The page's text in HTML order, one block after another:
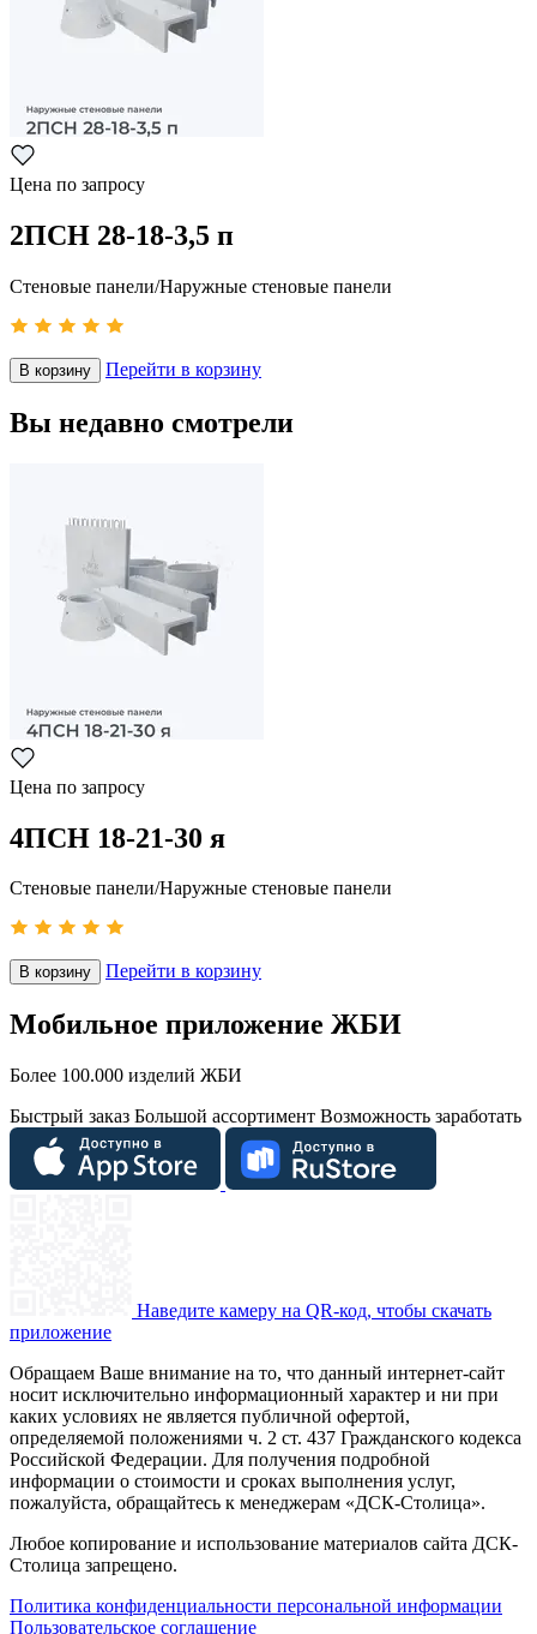
Цена по запросу
2ПСН 28-18-3,5 п
Стеновые панели/Наружные стеновые панели
В корзину Перейти в корзину
Вы недавно смотрели
Цена по запросу
4ПСН 18-21-30 я
Стеновые панели/Наружные стеновые панели
В корзину Перейти в корзину
Мобильное приложение ЖБИ
Более 100.000 изделий ЖБИ
Быстрый заказ Большой ассортимент Возможность заработать
Наведите камеру на QR-код, чтобы скачать
приложение
Обращаем Ваше внимание на то, что данный интернет-сайт
носит исключительно информационный характер и ни при
каких условиях не является публичной офертой,
определяемой положениями ч. 2 ст. 437 Гражданского кодекса
Российской Федерации. Для получения подробной
информации о стоимости и сроках выполнения услуг,
пожалуйста, обращайтесь к менеджерам «ДСК-Столица».
Любое копирование и использование материалов сайта ДСК-
Столица запрещено.
Политика конфиденциальности персональной информации
Пользовательское соглашение